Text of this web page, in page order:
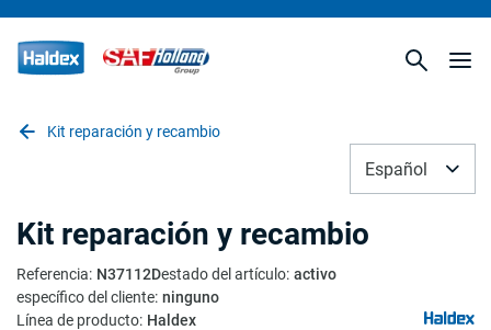
Kit reparación y recambio
Español
Kit reparación y recambio
Referencia: N37112Destado del artículo: activo
específico del cliente: ninguno
Línea de producto: Haldex